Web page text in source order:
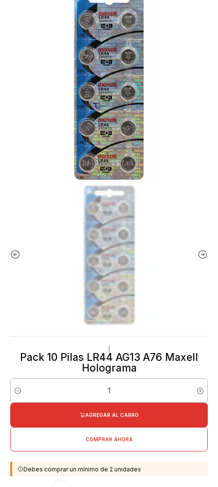
Pack 10 Pilas LR44 AG13 A76 Maxell
Holograma
Cantidad
AGREGAR AL CARRO
COMPRAR AHORA
Debes comprar un mínimo de 2 unidades